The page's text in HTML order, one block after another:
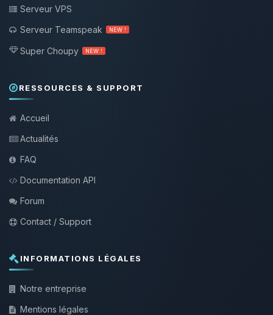
Serveur VPS
Serveur Teamspeak
NEW !
Super Choupy NEW !
RESSOURCES & SUPPORT
Accueil
Actualités
FAQ
Documentation API
Forum
Contact / Support
INFORMATIONS LÉGALES
Notre entreprise
Mentions légales